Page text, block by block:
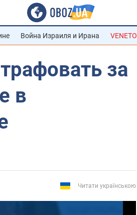
Война Израиля и Ирана VENETO
за
в
Читати українською